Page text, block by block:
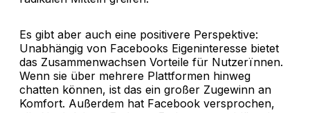
Es gibt aber auch eine positivere Perspektive:
Unabhängig von Facebooks Eigeninteresse bietet
das Zusammenwachsen Vorteile für Nutzerïnnen.
Wenn sie über mehrere Plattformen hinweg
chatten können, ist das ein großer Zugewinn an
Komfort. Außerdem hat Facebook versprochen,